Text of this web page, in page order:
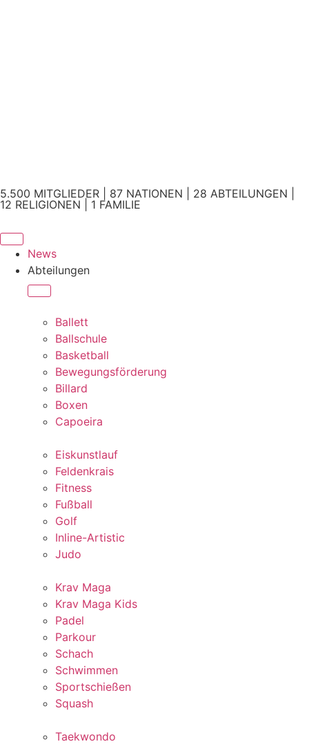
5.500 MITGLIEDER | 87 NATIONEN | 28 ABTEILUNGEN |
12 RELIGIONEN | 1 FAMILIE
News
Abteilungen
Ballett
Ballschule
Basketball
Bewegungsförderung
Billard
Boxen
Capoeira
Eiskunstlauf
Feldenkrais
Fitness
Fußball
Golf
Inline-Artistic
Judo
Krav Maga
Krav Maga Kids
Padel
Parkour
Schach
Schwimmen
Sportschießen
Squash
Taekwondo